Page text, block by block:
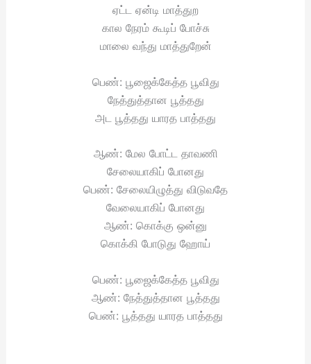
ஏட்ட ஏன்டி மாத்துற
கால நேரம் கூடிப் போச்சு
மாலை வந்து மாத்துறேன்
பெண்: பூஜைக்கேத்த பூவிது
நேத்துத்தான பூத்தது
அட பூத்தது யாரத பாத்தது
ஆண்: மேல போட்ட தாவணி
சேலையாகிப் போனது
பெண்: சேலையிழுத்து விடுவதே
வேலையாகிப் போனது
ஆண்: கொக்கு ஒன்னு
கொக்கி போடுது ஹோய்
பெண்: பூஜைக்கேத்த பூவிது
ஆண்: நேத்துத்தான பூத்தது
பெண்: பூத்தது யாரத பாத்தது